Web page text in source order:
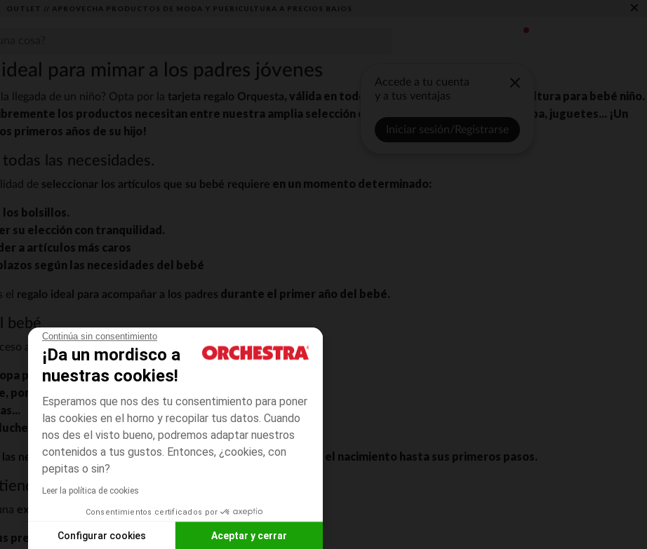
Continúa sin consentimiento
¡Da un mordisco a
nuestras cookies!
Esperamos que nos des tu consentimiento para poner
las cookies en el horno y recopilar tus datos. Cuando
nos des el visto bueno, podremos adaptar nuestros
contenidos a tus gustos. Entonces, ¿cookies, con
pepitas o sin?
Leer la política de cookies
Consentimientos certificados por
Configurar cookies Aceptar y cerrar
OUTLET // APROVECHA PRODUCTOS DE MODA Y PUERICULTURA A PRECIOS BAJOS ×
Accede a tu cuenta
y a tus ventajas
Iniciar sesión/Registrarse
para mimar a los padres jóvenes
llegada de un niño? Opta por la tarjeta regalo Orquesta, válida en todos nuestros artículos de puericultura para bebé niño.
los productos necesitan entre nuestra amplia selección de cochecitos, sillas de coche, ropa, juguetes... ¡Un
primeros años de su hijo!
las necesidades.
de seleccionar los artículos que su bebé requiere en un momento determinado:
los bolsillos.
su elección con tranquilidad.
a artículos más caros
según las necesidades del bebé
el regalo ideal para acompañar a los padres durante el primer año del bebé.
bebé
a todo el mundo de la puericultura para bebés varones :
para el parto, toallitas, pañales...
portabebés, sacos...
sonajeros, columpios...
las necesidades y todos los estilos, para equipar al bebé desde el nacimiento hasta sus primeros pasos.
y online
experiencia de compra fluida y agradable:
preferencias